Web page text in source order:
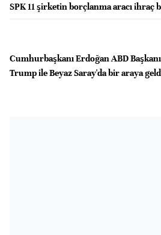
SPK 11 şirketin borçlanma aracı ihraç
Cumhurbaşkanı Erdoğan ABD Başkanı
Trump ile Beyaz Saray'da bir araya